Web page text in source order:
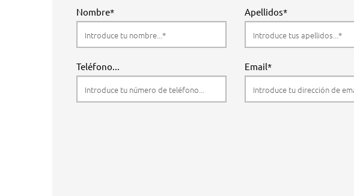
Nombre* Apellidos*
Teléfono... Email*